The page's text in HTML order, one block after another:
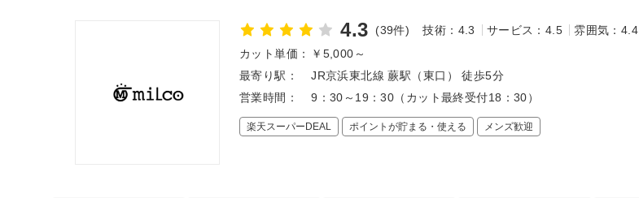
4.3 (39件) 技術：4.3 サービス：4.5
雰囲気：4.4
カット単価：
￥5,000～
最寄り駅：
JR京浜東北線 蕨駅（東口） 徒歩5分
営業時間：
9：30～19：30（カット最終受付18：30）
楽天スーパーDEAL ポイントが貯まる・使える メンズ歓迎